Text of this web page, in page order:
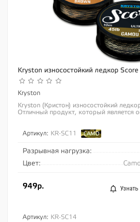
Kryston износостойкий ледкор
Kryston
Kryston (Кристон) износостойкий
Отличный продукт, который является
Артикул: KR-SC11 CAMO
Разрывная нагрузка:
Цвет:
949р.
Артикул: KR-SC14